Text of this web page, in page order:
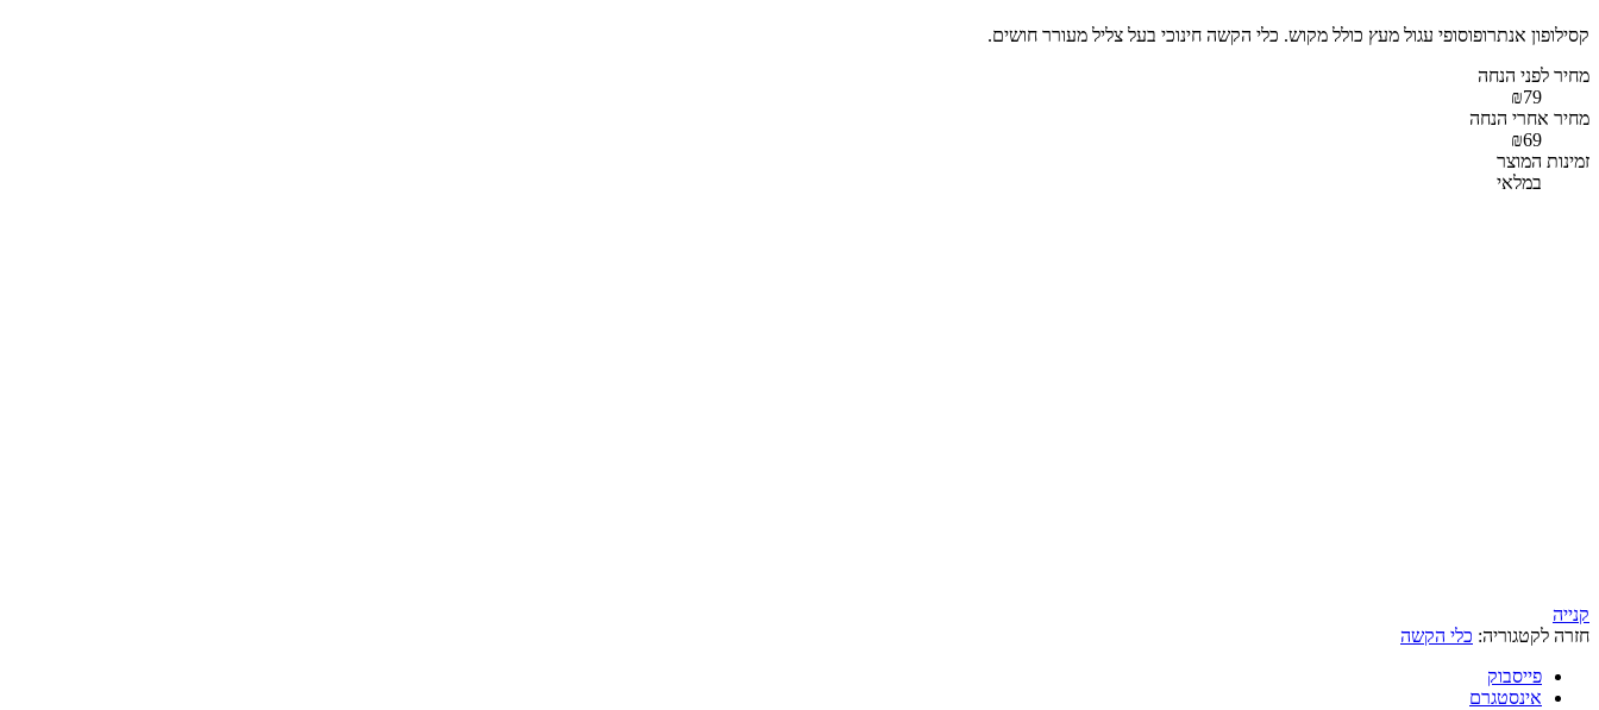
קסילופון אנתרופוסופי עגול מעץ כולל מקוש. כלי הקשה חינוכי בעל צליל מעורר חושים.
מחיר לפני הנחה
₪79
מחיר אחרי הנחה
₪69
זמינות המוצר
במלאי
קנייה
חזרה לקטגוריה: כלי הקשה
פייסבוק
אינסטגרם